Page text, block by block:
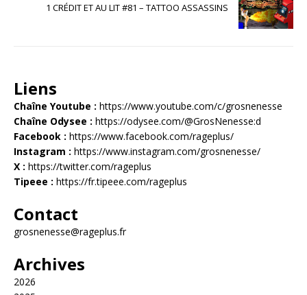
1 CRÉDIT ET AU LIT #81 – TATTOO ASSASSINS
Liens
Chaîne Youtube : https://www.youtube.com/c/grosnenesse
Chaîne Odysee : https://odysee.com/@GrosNenesse:d
Facebook : https://www.facebook.com/rageplus/
Instagram : https://www.instagram.com/grosnenesse/
X : https://twitter.com/rageplus
Tipeee : https://fr.tipeee.com/rageplus
Contact
grosnenesse@rageplus.fr
Archives
2026